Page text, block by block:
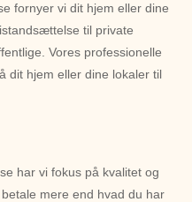
fornyer vi dit hjem eller dine
til private
Vores professionelle
dit hjem eller dine lokaler til
har vi fokus på kvalitet og
mere end hvad du har